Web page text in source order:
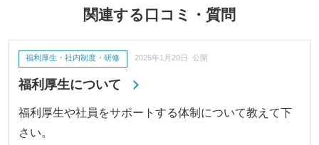
関連する口コミ・質問
福利厚生について
福利厚生・社内制度・研修 2025年1月20日 公開
福利厚生や社員をサポートする体制について教えて下
さい。